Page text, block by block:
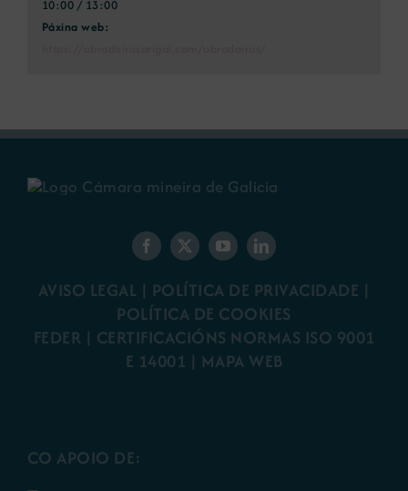
10:00 / 13:00
Páxina web:
AVISO LEGAL | POLÍTICA DE PRIVACIDADE |
POLÍTICA DE COOKIES
FEDER | CERTIFICACIÓNS NORMAS ISO 9001
E 14001 | MAPA WEB
CO APOIO DE: